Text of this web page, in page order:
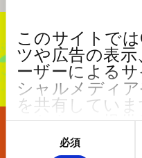
このサイトで
ツや広告の表
ーザーによる
シャルメディ
を共有してい
ートナーに提
した際に収集
必須